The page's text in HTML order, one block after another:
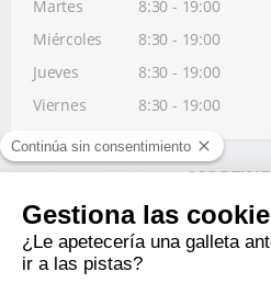
Martes
8:30 - 19:00
Miércoles
8:30 - 19:00
Jueves
8:30 - 19:00
Viernes
8:30 - 19:00
MORZINE